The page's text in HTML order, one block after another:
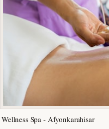
Wellness Spa - Afyonkarahisar